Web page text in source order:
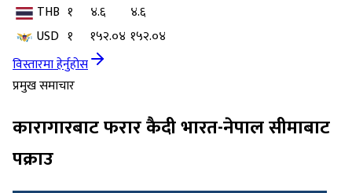
THB १ ४.६
४.६
USD १ १५२.०४ १५२.०४
विस्तारमा हेर्नुहोस
प्रमुख समाचार
कारागारबाट फरार कैदी भारत-नेपाल सीमाबाट
पक्राउ